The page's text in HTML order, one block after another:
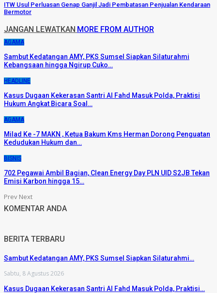
ITW Usul Perluasan Genap Ganjil Jadi Pembatasan Penjualan Kendaraan
Bermotor
JANGAN LEWATKAN MORE FROM AUTHOR
AGAMA
Sambut Kedatangan AMY, PKS Sumsel Siapkan Silaturahmi
Kebangsaan hingga Ngirup Cuko…
HEADLINE
Kasus Dugaan Kekerasan Santri Al Fahd Masuk Polda, Praktisi
Hukum Angkat Bicara Soal…
AGAMA
Milad Ke -7 MAKN , Ketua Bakum Kms Herman Dorong Penguatan
Kedudukan Hukum dan…
BISNIS
702 Pegawai Ambil Bagian, Clean Energy Day PLN UID S2JB Tekan
Emisi Karbon hingga 15…
Prev Next
KOMENTAR ANDA
BERITA TERBARU
Sambut Kedatangan AMY, PKS Sumsel Siapkan Silaturahmi…
Sabtu, 8 Agustus 2026
Kasus Dugaan Kekerasan Santri Al Fahd Masuk Polda, Praktisi…